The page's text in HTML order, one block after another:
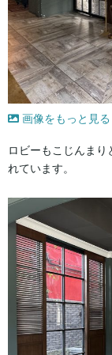
画像をもっと見る
ロビーもこじんまり
れています。